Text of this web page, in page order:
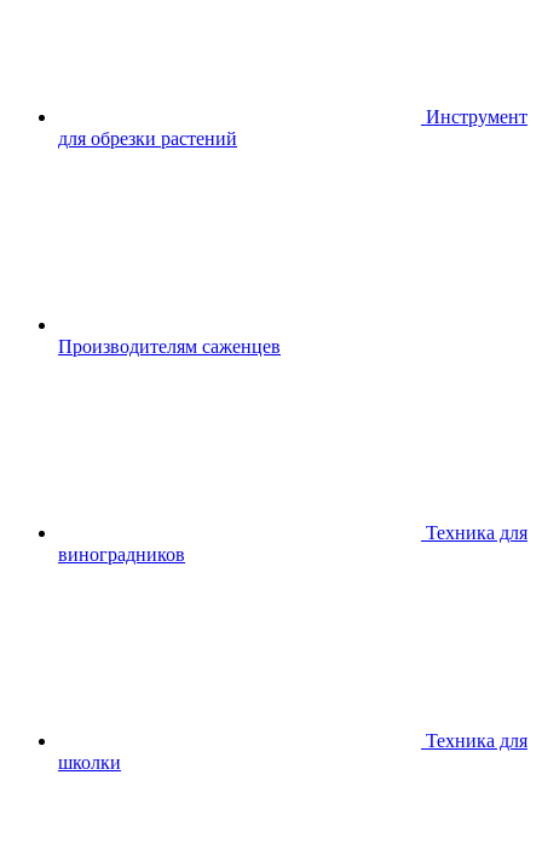
Инструмент
для обрезки растений
Производителям саженцев
Техника для
виноградников
Техника для
школки